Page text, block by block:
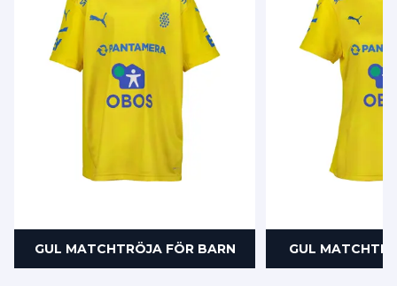
GUL MATCHTRÖJA FÖR BARN GUL